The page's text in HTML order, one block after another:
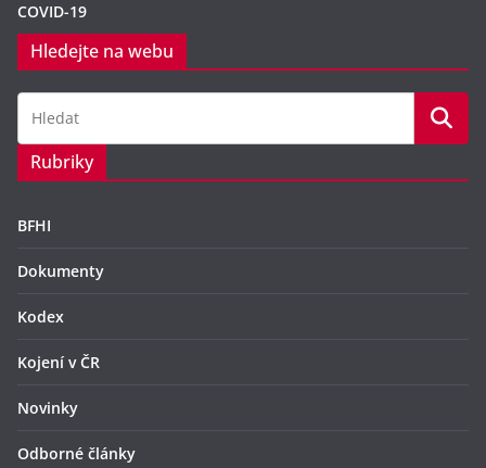
COVID-19
Hledejte na webu
Rubriky
BFHI
Dokumenty
Kodex
Kojení v ČR
Novinky
Odborné články